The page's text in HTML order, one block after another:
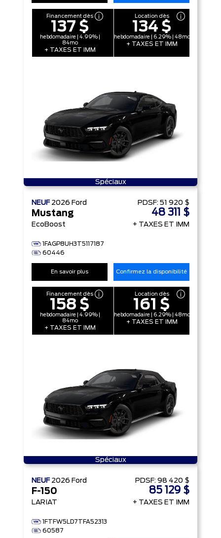
Financement dès
137 $
hebdomadaire | 4.99% |
84mo
+ TAXES ET IMM
Location dès
134 $
hebdomadaire | 6.29% | 48mo
+ TAXES ET IMM
Spéciaux
NEUF 2026 Ford
Mustang
EcoBoost
1FAGP8UH3T5117187
60446
PDSF: 51 920 $
48 311 $
+ TAXES ET IMM
En savoir plus Confirmez la disponibilité
Financement dès
158 $
hebdomadaire | 4.99% |
84mo
+ TAXES ET IMM
Location dès
161 $
hebdomadaire | 6.29% | 48mo
+ TAXES ET IMM
Spéciaux
NEUF 2026 Ford
F-150
LARIAT
1FTFW5LD7TFA52313
60587
PDSF: 98 420 $
85 129 $
+ TAXES ET IMM